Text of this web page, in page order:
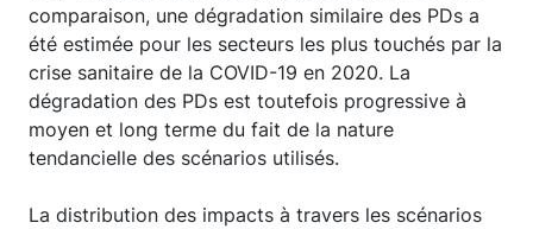
comparaison, une dégradation similaire des PDs a
été estimée pour les secteurs les plus touchés par la
crise sanitaire de la COVID-19 en 2020. La
dégradation des PDs est toutefois progressive à
moyen et long terme du fait de la nature
tendancielle des scénarios utilisés.
La distribution des impacts à travers les scénarios